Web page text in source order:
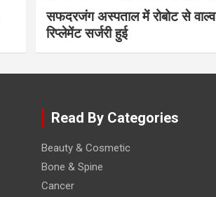
सफदरजंग अस्पताल में रोबोट से वाल्व
रिप्लेमेंट सर्जरी हुई
Read By Categories
Beauty & Cosmetic
Bone & Spine
Cancer